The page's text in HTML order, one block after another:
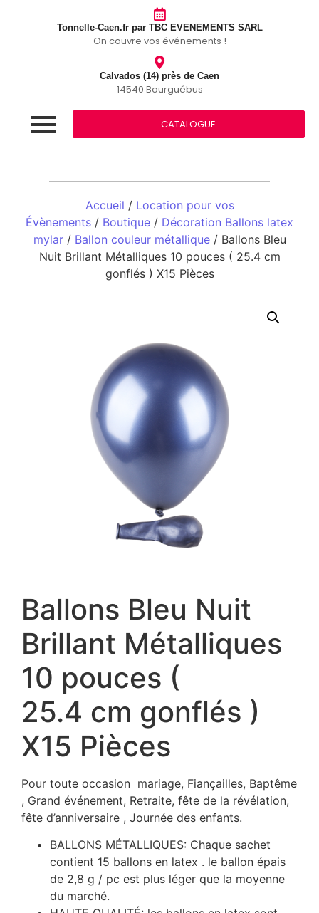
Tonnelle-Caen.fr par TBC EVENEMENTS SARL
On couvre vos événements !
Calvados (14) près de Caen
14540 Bourguébus
CATALOGUE
Accueil / Location pour vos
Évènements / Boutique / Décoration Ballons latex
mylar/ Ballon couleur métallique/ Ballons Bleu
Nuit Brillant Métalliques 10 pouces ( 25.4 cm
gonflés ) X15 Pièces
Ballons Bleu Nuit
Brillant Métalliques
10 pouces (
25.4 cm gonflés )
X15 Pièces
Pour toute occasion mariage, Fiançailles, Baptême
, Grand événement, Retraite, fête de la révélation,
fête d’anniversaire , Journée des enfants.
BALLONS MÉTALLIQUES: Chaque sachet
contient 15 ballons en latex . le ballon épais
de 2,8 g / pc est plus léger que la moyenne
du marché.